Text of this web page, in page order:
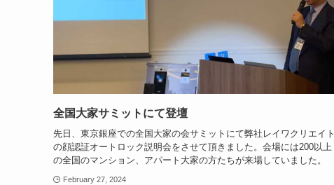
全国大家サミットにて登壇
先日、東京銀座での全国大家の会サミットにて弊社レイワクリエイト
の顔認証オートロック説明会をさせて頂きました。会場には200以上
の全国のマンション、アパート大家の方たちが来場していました。
February 27, 2024